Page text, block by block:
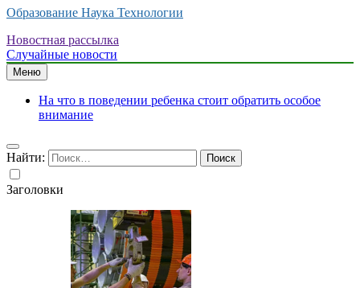
Образование Наука Технологии
Новостная рассылка
Случайные новости
Меню
На что в поведении ребенка стоит обратить особое
внимание
Найти:
Заголовки